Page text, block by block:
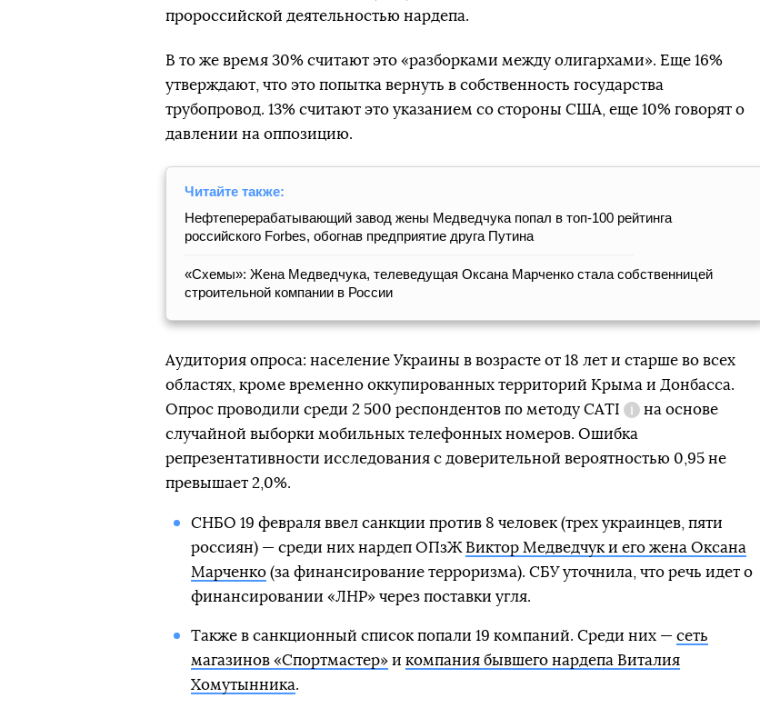
пророссийской деятельностью нардепа.
В то же время 30% считают это «разборками между олигархами». Еще 16%
утверждают, что это попытка вернуть в собственность государства
трубопровод. 13% считают это указанием со стороны США, еще 10% говорят о
давлении на оппозицию.
Читайте также:
Нефтеперерабатывающий завод жены Медведчука попал в топ-100 рейтинга
российского Forbes, обогнав предприятие друга Путина
«Схемы»: Жена Медведчука, телеведущая Оксана Марченко стала собственницей
строительной компании в России
Аудитория опроса: население Украины в возрасте от 18 лет и старше во всех
областях, кроме временно оккупированных территорий Крыма и Донбасса.
Опрос проводили среди 2 500 респондентов по методу CATI
Справка
на основе
случайной выборки мобильных телефонных номеров. Ошибка
репрезентативности исследования с доверительной вероятностью 0,95 не
превышает 2,0%.
СНБО 19 февраля ввел санкции против 8 человек (трех украинцев, пяти
россиян) — среди них нардеп ОПзЖ Виктор Медведчук и его жена Оксана
Марченко(за финансирование терроризма). СБУ уточнила, что речь идет о
финансировании «ЛНР» через поставки угля.
Также в санкционный список попали 19 компаний. Среди них — сеть
магазинов «Спортмастер»и компания бывшего нардепа Виталия
Хомутынника.